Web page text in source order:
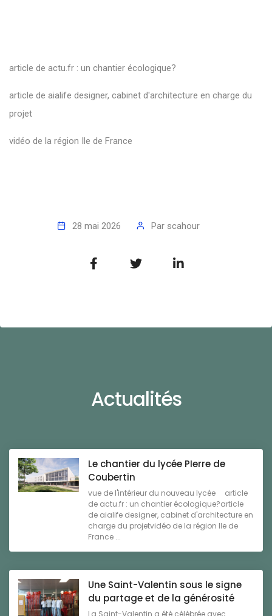
article de actu.fr : un chantier écologique?
article de aialife designer, cabinet d'architecture en charge du
projet
vidéo de la région Ile de France
28 mai 2026 Par scahour
Actualités
Le chantier du lycée PIerre de
Coubertin
vue de l'intérieur du nouveau lycée article
de actu.fr : un chantier écologique?article
de aialife designer, cabinet d'architecture en
charge du projetvidéo de la région Ile de
France ...
Une Saint-Valentin sous le signe
du partage et de la générosité
La Saint-Valentin a été célébrée avec